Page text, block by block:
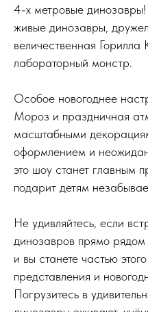
4-х метровые
живые динозавры,
величественная Горилла
лабораторный монстр.
Особое новогоднее
Мороз и праздничная
масштабными
оформлением и
это шоу станет главным
подарит детям
Не удивляйтесь, если
динозавров прямо
и вы станете частью
представления и
Погрузитесь в